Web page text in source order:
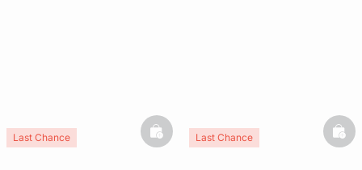
Last Chance basketfullLast Chance